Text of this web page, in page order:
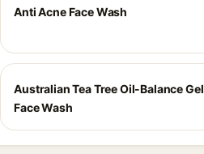
Anti Acne Face Wash
Australian Tea Tree Oil-Balance Gel
Face Wash